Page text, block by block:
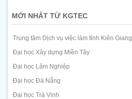
MỚI NHẤT TỪ KGTEC
Trung tâm Dịch vụ việc làm tỉnh Kiên Giang
Đại học Xây dựng Miền Tây
Đại học Lâm Nghiệp
Đại học Đà Nẵng
Đại học Trà Vinh